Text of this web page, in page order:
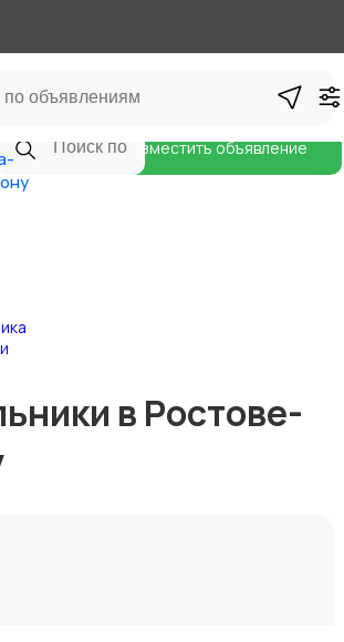
Разместить объявление
в Ростове-